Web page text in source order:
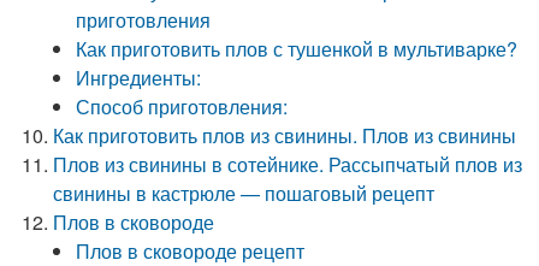
приготовления
Как приготовить плов с тушенкой в мультиварке?
Ингредиенты:
Способ приготовления:
Как приготовить плов из свинины. Плов из свинины
Плов из свинины в сотейнике. Рассыпчатый плов из
свинины в кастрюле — пошаговый рецепт
Плов в сковороде
Плов в сковороде рецепт